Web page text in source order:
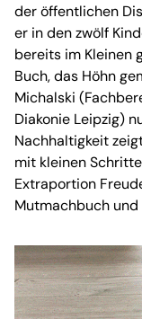
der öffentlichen
er in den zwölf
bereits im Kleinen
Buch, das Höhn
Michalski
Diakonie Leipzig)
Nachhaltigkeit
mit kleinen
Extraportion
Mutmachbuch und